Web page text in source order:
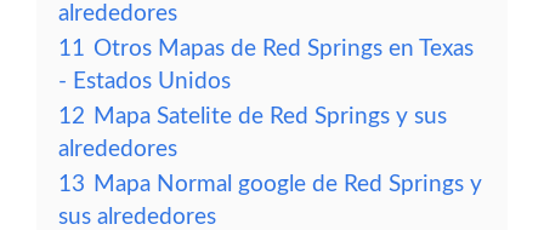
alrededores
11 Otros Mapas de Red Springs en Texas
- Estados Unidos
12 Mapa Satelite de Red Springs y sus
alrededores
13 Mapa Normal google de Red Springs y
sus alrededores